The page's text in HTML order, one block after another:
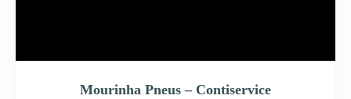
Mourinha Pneus – Contiservice